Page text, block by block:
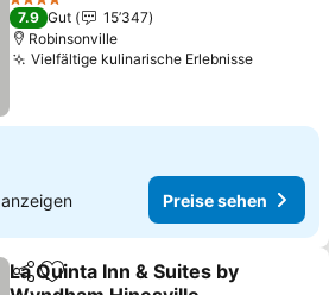
Rewards Destination
Preise sehen
4 Sterne
7.9 Gut
15’347
Robinsonville
Vielfältige kulinarische ErlebnissePreise
anzeigen Preise sehen
TeilenZu Favoriten hinzufügen
La Quinta Inn & Suites by